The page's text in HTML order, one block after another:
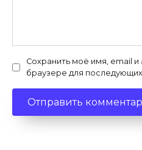
Сохранить моё имя, email и
браузере для